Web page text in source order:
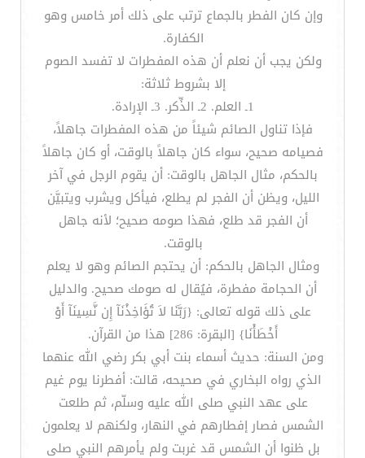
وإن كان الفطر بالجماع ترتب على ذلك أمر خامس وهو
الكفارة.
ولكن يجب أن نعلم أن هذه المفطرات لا تفسد الصوم
إلا بشروط ثلاثة:
1ـ العلم. 2ـ الذِّكر. 3ـ الإرادة.
فإذا تناول الصائم شيئاً من هذه المفطرات جاهلاً،
فصيامه صحيح، سواء كان جاهلاً بالوقت، أو كان جاهلاً
بالحكم، مثال الجاهل بالوقت: أن يقوم الرجل في آخر
الليل، ويظن أن الفجر لم يطلع، فيأكل ويشرب ويتبيَّن
أن الفجر قد طلع، فهذا صومه صحيح؛ لأنه جاهل
بالوقت.
ومثال الجاهل بالحكم: أن يحتجم الصائم وهو لا يعلم
أن الحجامة مفطرة، فيُقال له صومك صحيح. والدليل
على ذلك قوله تعالى: {رَبَّنَا لاَ تُؤَاخِذْنَآ إِن نَّسِينَآ أَوْ
أَخْطَأْنَا} [البقرة: 286] هذا من القرآن.
ومن السنة: حديث أسماء بنت أبي بكر رضي الله عنهما
الذي رواه البخاري في صحيحه، قالت: أفطرنا يوم غيم
على عهد النبي صلى الله عليه وسلّم، ثم طلعت
الشمس فصار إفطارهم في النهار، ولكنهم لا يعلمون
بل ظنوا أن الشمس قد غربت ولم يأمرهم النبي صلى